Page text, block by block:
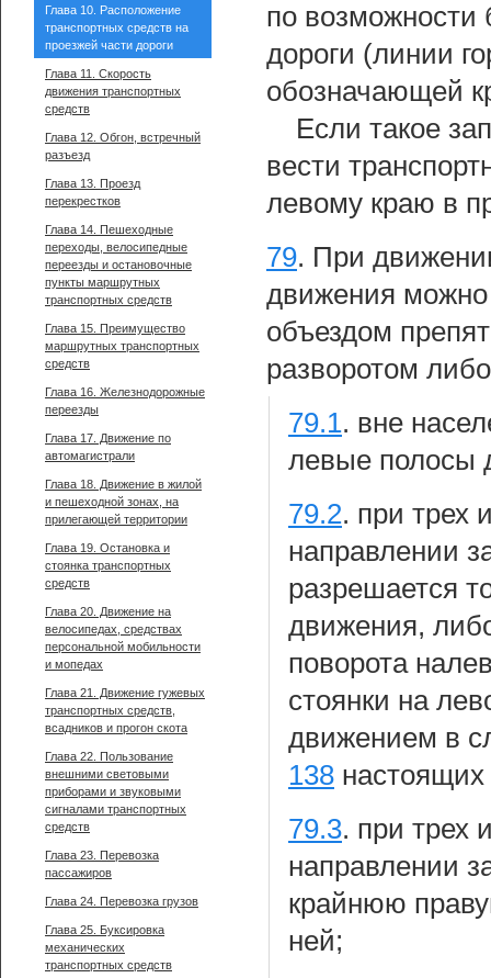
по возможности
дороги (линии
обозначающей
Если такое
вести
левому краю в
79. При
движения можно
объездом
разворотом
79.1. вне
левые полосы
79.2. при трех
направлении
разрешается
движения,
поворота
стоянки на
движением в
138
79.3. при трех
направлении
крайнюю
ней;
Глава 10. Расположение
транспортных средств на
проезжей части дороги
Глава 11. Скорость
движения транспортных
средств
Глава 12. Обгон, встречный
разъезд
Глава 13. Проезд
перекрестков
Глава 14. Пешеходные
переходы, велосипедные
переезды и остановочные
пункты маршрутных
транспортных средств
Глава 15. Преимущество
маршрутных транспортных
средств
Глава 16. Железнодорожные
переезды
Глава 17. Движение по
автомагистрали
Глава 18. Движение в жилой
и пешеходной зонах, на
прилегающей территории
Глава 19. Остановка и
стоянка транспортных
средств
Глава 20. Движение на
велосипедах, средствах
персональной мобильности
и мопедах
Глава 21. Движение гужевых
транспортных средств,
всадников и прогон скота
Глава 22. Пользование
внешними световыми
приборами и звуковыми
сигналами транспортных
средств
Глава 23. Перевозка
пассажиров
Глава 24. Перевозка грузов
Глава 25. Буксировка
механических
транспортных средств